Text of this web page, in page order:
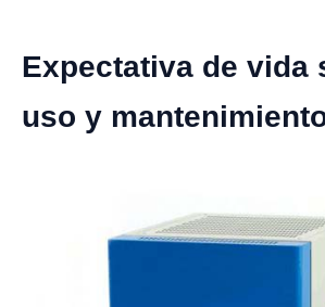
Expectativa de vida
uso y